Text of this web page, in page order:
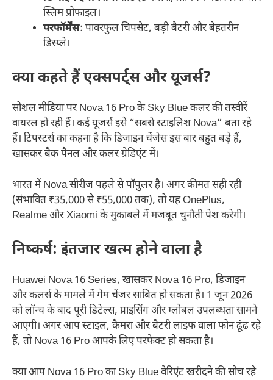
स्लिम प्रोफाइल।
परफॉर्मेंस: पावरफुल चिपसेट, बड़ी बैटरी और बेहतरीन
डिस्प्ले।
क्या कहते हैं एक्सपर्ट्स और यूजर्स?
सोशल मीडिया पर Nova 16 Pro के Sky Blue कलर की तस्वीरें
वायरल हो रही हैं। कई यूजर्स इसे “सबसे स्टाइलिश Nova” बता रहे
हैं। टिपस्टर्स का कहना है कि डिजाइन चेंजेस इस बार बहुत बड़े हैं,
खासकर बैक पैनल और कलर ग्रेडिएंट में।
भारत में Nova सीरीज पहले से पॉपुलर है। अगर कीमत सही रही
(संभावित ₹35,000 से ₹55,000 तक), तो यह OnePlus,
Realme और Xiaomi के मुकाबले में मजबूत चुनौती पेश करेगी।
निष्कर्ष: इंतजार खत्म होने वाला है
Huawei Nova 16 Series, खासकर Nova 16 Pro, डिजाइन
और कलर्स के मामले में गेम चेंजर साबित हो सकता है। 1 जून 2026
को लॉन्च के बाद पूरी डिटेल्स, प्राइसिंग और ग्लोबल उपलब्धता सामने
आएगी। अगर आप स्टाइल, कैमरा और बैटरी लाइफ वाला फोन ढूंढ रहे
हैं, तो Nova 16 Pro आपके लिए परफेक्ट हो सकता है।
क्या आप Nova 16 Pro का Sky Blue वेरिएंट खरीदने की सोच रहे